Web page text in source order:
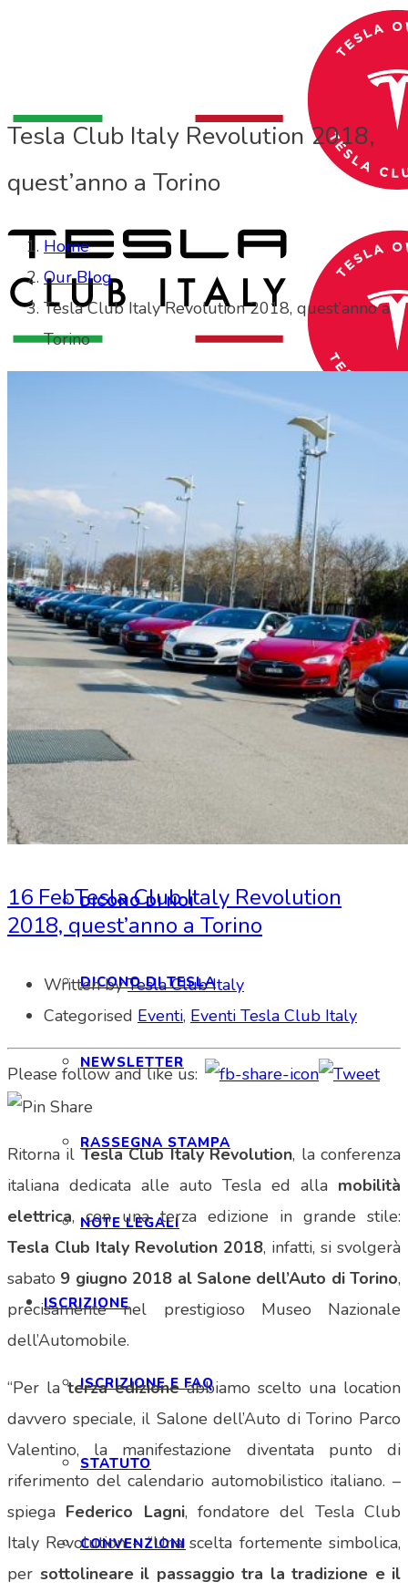
HOME
CHI SIAMO
CHI SIAMO
CONTATTI
INTERAGIAMO!
DICONO DI NOI
DICONO DI TESLA
NEWSLETTER
RASSEGNA STAMPA
NOTE LEGALI
ISCRIZIONE
ISCRIZIONE E FAQ
STATUTO
CONVENZIONI
Tesla Club Italy Revolution 2018,
quest’anno a Torino
Home
Our Blog
Tesla Club Italy Revolution 2018, quest’anno a
Torino
16 FebTesla Club Italy Revolution
2018, quest’anno a Torino
Written byTesla Club Italy
Categorised Eventi, Eventi Tesla Club Italy
Please follow and like us:
Ritorna ilTesla Club Italy Revolution, la conferenza
italiana dedicata alle auto Tesla ed alla mobilità
elettrica, con una terza edizione in grande stile:
Tesla Club Italy Revolution 2018, infatti, si svolgerà
sabato 9 giugno 2018 al Salone dell’Auto di Torino,
precisamente nel prestigioso Museo Nazionale
dell’Automobile.
“Per laterza edizioneabbiamo scelto una location
davvero speciale, il Salone dell’Auto di Torino Parco
Valentino, la manifestazione diventata punto di
riferimento del calendario automobilistico italiano. –
spiega Federico Lagni, fondatore del Tesla Club
Italy Revolution – “Una scelta fortemente simbolica,
per sottolineare il passaggio tra la tradizione e il